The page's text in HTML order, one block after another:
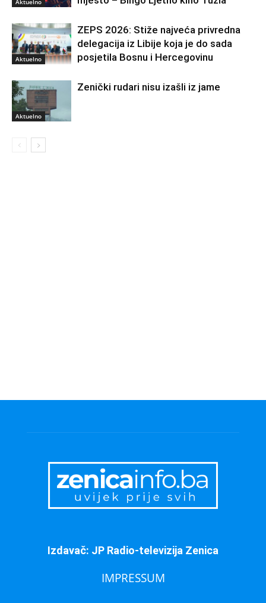
Aktuelno
ZEPS 2026: Stiže najveća privredna
delegacija iz Libije koja je do sada
posjetila Bosnu i Hercegovinu
Aktuelno
Zenički rudari nisu izašli iz jame
Izdavač: JP Radio-televizija Zenica
IMPRESSUM